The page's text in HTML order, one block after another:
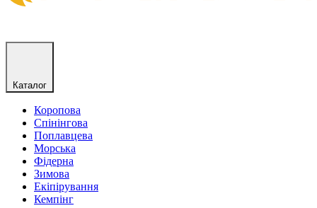
Каталог
Коропова
Спінінгова
Поплавцева
Морська
Фідерна
Зимова
Екіпірування
Кемпінг